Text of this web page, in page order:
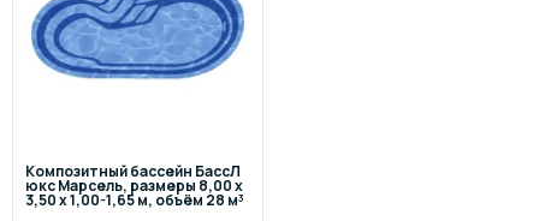
Композитный бассейн БассЛ
юкс Марсель, размеры 8,00 x
3,50 x 1,00-1,65 м, объём 28 м³